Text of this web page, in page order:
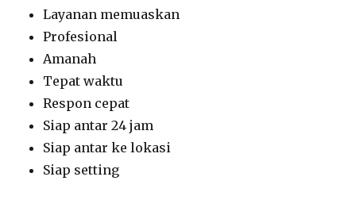
Layanan memuaskan
Profesional
Amanah
Tepat waktu
Respon cepat
Siap antar 24 jam
Siap antar ke lokasi
Siap setting